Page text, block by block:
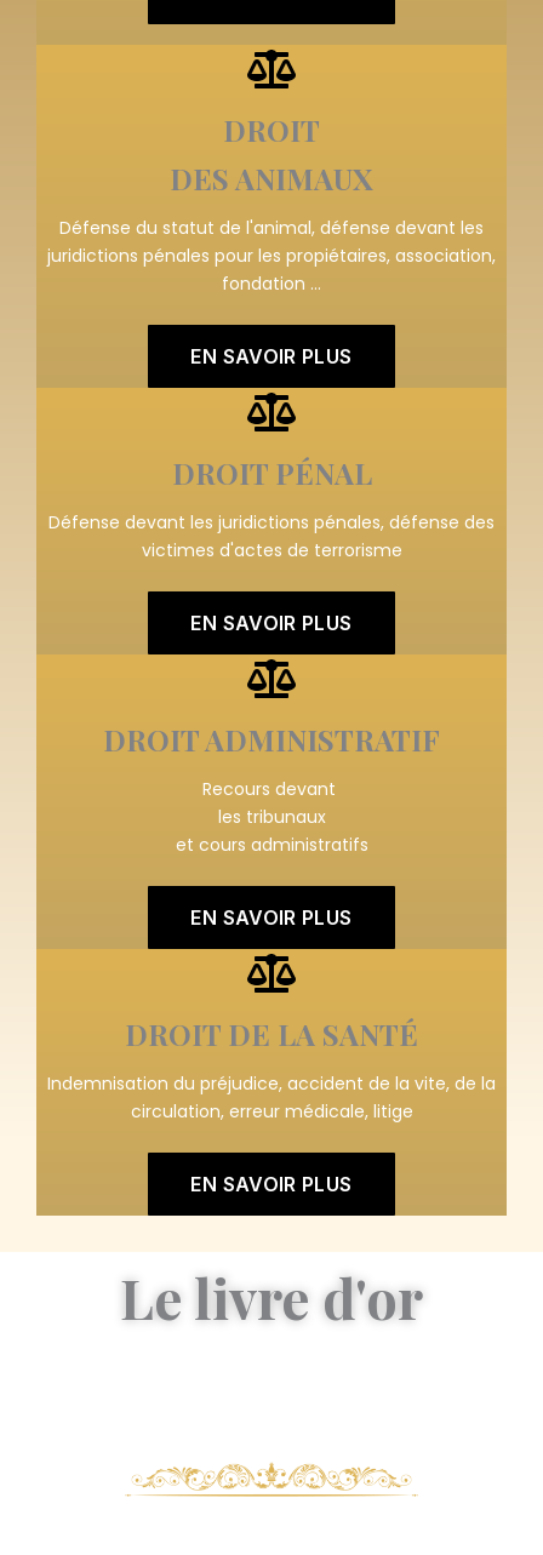
DROIT
DES ANIMAUX
Défense du statut de l'animal, défense devant les
juridictions pénales pour les propiétaires, association,
fondation ...
EN SAVOIR PLUS
DROIT PÉNAL
Défense devant les juridictions pénales, défense des
victimes d'actes de terrorisme
EN SAVOIR PLUS
DROIT ADMINISTRATIF
Recours devant
les tribunaux
et cours administratifs
EN SAVOIR PLUS
DROIT DE LA SANTÉ
Indemnisation du préjudice, accident de la vite, de la
circulation, erreur médicale, litige
EN SAVOIR PLUS
Le livre d'or